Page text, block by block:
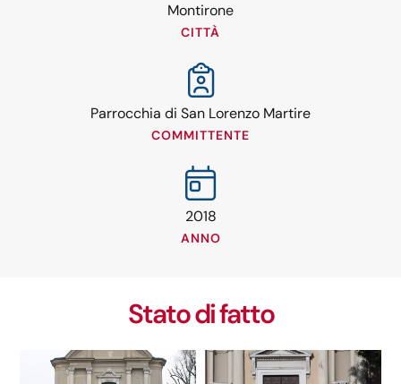
Montirone
CITTÀ
Parrocchia di San Lorenzo Martire
COMMITTENTE
2018
ANNO
Stato di fatto